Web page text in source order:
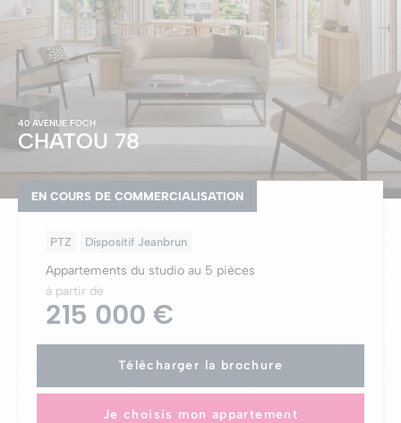
40 AVENUE FOCH
CHATOU 78
EN COURS DE COMMERCIALISATION
PTZ Dispositif Jeanbrun
Appartements du studio au 5 pièces
à partir de
215 000 €
Télécharger la brochure
Je choisis mon appartement